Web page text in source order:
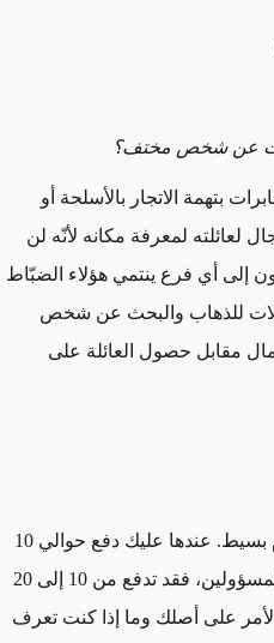
عن شخص مختف؟
بتهمة الاتجار بالأسلحة أو
لعائلته لمعرفة مكانه لأنّه لن
إلى أي فرع ينتمي هؤلاء الضبّاط
للذهاب والبحث عن شخص
مقابل حصول العائلة على
فلنفترض أنّك تريد معرفة مكان وجود شخص ما لقيامه بجرم بسيط. عندها عليك دفع حوالي 10
دولارات. أما إذا أردت أن تعرف ما إذا كنت مطلوبًا من قِبل المسؤولين، فقد تدفع من 10 إلى 20
100 دولار. ويستند هذا الأمر على أصلك وما إذا كنت تعرف